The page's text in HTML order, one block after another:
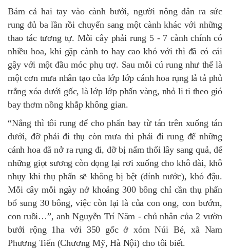
Bám cả hai tay vào cành bưởi, người nông dân ra sức
rung đủ ba lần rồi chuyển sang một cành khác với những
thao tác tương tự. Mỗi cây phải rung 5 - 7 cành chính có
nhiều hoa, khi gặp cành to hay cao khó với thì đã có cái
gậy với một đầu móc phụ trợ. Sau mỗi cú rung như thế là
một cơn mưa nhân tạo của lớp lớp cánh hoa rụng lả tả phủ
trắng xóa dưới gốc, là lớp lớp phấn vàng, nhỏ li ti theo gió
bay thơm nồng khắp không gian.
“Nắng thì tôi rung để cho phấn bay từ tán trên xuống tán
dưới, đỡ phải đi thụ còn mưa thì phải đi rung để những
cánh hoa đã nở ra rụng đi, đỡ bị nấm thối lây sang quả, để
những giọt sương còn đọng lại rơi xuống cho khô đài, khô
nhụy khi thụ phấn sẽ không bị bệt (dính nước), khó đậu.
Mỗi cây mỗi ngày nở khoảng 300 bông chỉ cần thụ phấn
bổ sung 30 bông, việc còn lại là của con ong, con bướm,
con ruồi…”, anh Nguyễn Trí Năm - chủ nhân của 2 vườn
bưởi rộng 1ha với 350 gốc ở xóm Núi Bé, xã Nam
Phương Tiến (Chương Mỹ, Hà Nội) cho tôi biết.